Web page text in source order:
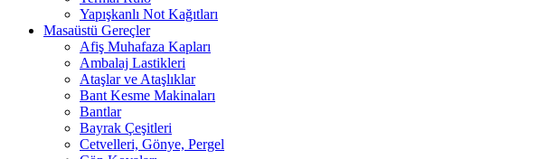
Yapışkanlı Not Kağıtları
Masaüstü Gereçler
Afiş Muhafaza Kapları
Ambalaj Lastikleri
Ataşlar ve Ataşlıklar
Bant Kesme Makinaları
Bantlar
Bayrak Çeşitleri
Cetvelleri, Gönye, Pergel